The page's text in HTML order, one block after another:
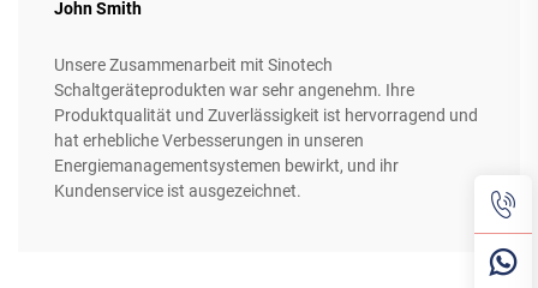
John Smith
Unsere Zusammenarbeit mit Sinotech
Schaltgeräteprodukten war sehr angenehm. Ihre
Produktqualität und Zuverlässigkeit ist hervorragend und
hat erhebliche Verbesserungen in unseren
Energiemanagementsystemen bewirkt, und ihr
Kundenservice ist ausgezeichnet.